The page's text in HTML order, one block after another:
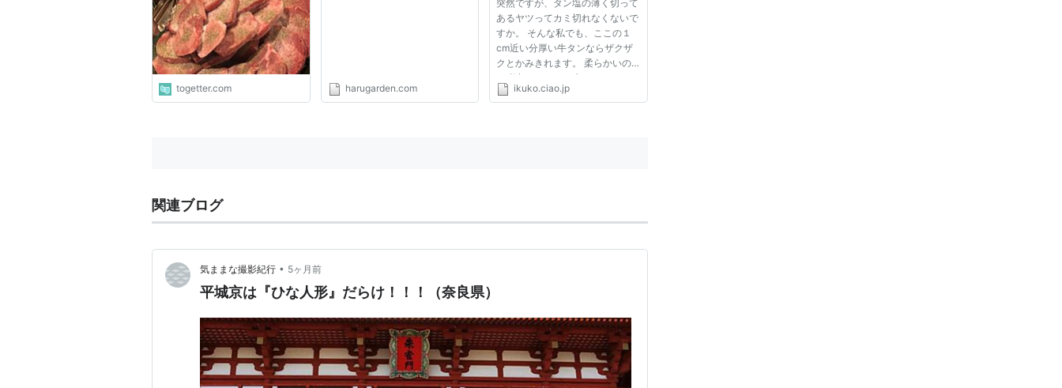
門のやり方かー！！」
togetter.com harugarden.com
突然ですが、タン塩の薄く切って
あるヤツってカミ切れなくないで
すか。 そんな私でも、ここの１
cm近い分厚い牛タンならザクザ
クとかみきれます。 柔らかいの
に弾力があって、牛タンのうまみ
がすごく感じられます。 実はこ
ikuko.ciao.jp
関連ブログ
気ままな撮影紀行 • 5ヶ月前
平城京は『ひな人形』だらけ！！！（奈良県）